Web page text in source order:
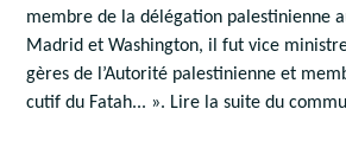
membre de la délé­gation pales­ti­nienne
Madrid et Washington, il fut vice
gères de l’Autorité pales­ti­nienne et
cutif du Fatah... ». Lire la suite du